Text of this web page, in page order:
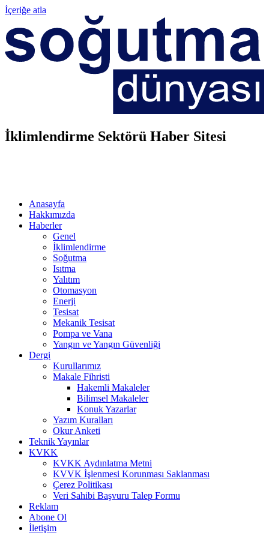
İçeriğe atla
İklimlendirme Sektörü Haber Sitesi
Anasayfa
Hakkımızda
Haberler
Genel
İklimlendirme
Soğutma
Isıtma
Yalıtım
Otomasyon
Enerji
Tesisat
Mekanik Tesisat
Pompa ve Vana
Yangın ve Yangın Güvenliği
Dergi
Kurullarımız
Makale Fihristi
Hakemli Makaleler
Bilimsel Makaleler
Konuk Yazarlar
Yazım Kuralları
Okur Anketi
Teknik Yayınlar
KVKK
KVKK Aydınlatma Metni
KVVK İşlenmesi Korunması Saklanması
Çerez Politikası
Veri Sahibi Başvuru Talep Formu
Reklam
Abone Ol
İletişim